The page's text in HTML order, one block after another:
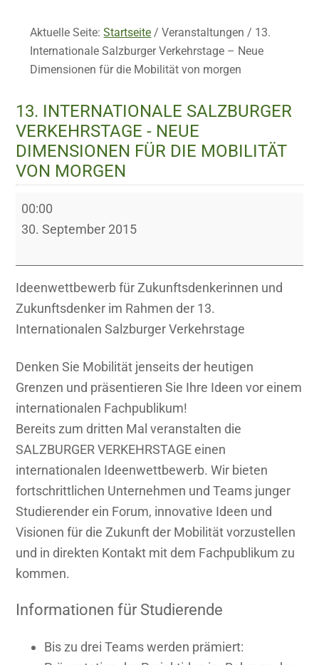
Aktuelle Seite:Startseite / Veranstaltungen/ 13.
Internationale Salzburger Verkehrstage – Neue
Dimensionen für die Mobilität von morgen
13. INTERNATIONALE SALZBURGER
VERKEHRSTAGE - NEUE
DIMENSIONEN FÜR DIE MOBILITÄT
VON MORGEN
13.
Internationale
Verkehrstage
-
Neue
Dimensionen
die
Mobilität
von
morgen
00:00
30. September 2015
Ideenwettbewerb für Zukunftsdenkerinnen und
Zukunftsdenker im Rahmen der 13.
Internationalen Salzburger Verkehrstage
Denken Sie Mobilität jenseits der heutigen
Grenzen und präsentieren Sie Ihre Ideen vor einem
internationalen Fachpublikum!
Bereits zum dritten Mal veranstalten die
SALZBURGER VERKEHRSTAGE einen
internationalen Ideenwettbewerb. Wir bieten
fortschrittlichen Unternehmen und Teams junger
Studierender ein Forum, innovative Ideen und
Visionen für die Zukunft der Mobilität vorzustellen
und in direkten Kontakt mit dem Fachpublikum zu
kommen.
Informationen für Studierende
Bis zu drei Teams werden prämiert: